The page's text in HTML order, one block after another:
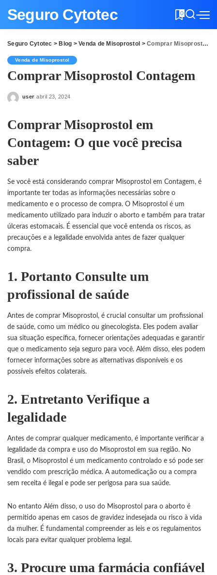
Seguro Cytotec 0
Seguro Cytotec > Blog >Venda de Misoprostol >Comprar Misoprostol Contagem
Venda de Misoprostol
Comprar Misoprostol Contagem
Posted
user abril 23, 2024
Comprar Misoprostol em
Contagem: O que você precisa
saber
Se você está considerando comprar Misoprostol em Contagem, é
importante ter todas as informações necessárias sobre o
medicamento e o processo de compra. O Misoprostol é um
medicamento utilizado para induzir o aborto e também para tratar
úlceras estomacais. É essencial que você entenda os riscos, as
precauções e a legalidade envolvida antes de fazer qualquer
compra.
1. Portanto Consulte um
profissional de saúde
Antes de comprar Misoprostol , é crucial consultar um profissional
de saúde, como um médico ou ginecologista. Eles podem avaliar
sua situação específica, fornecer orientações adequadas e garantir
que o medicamento seja seguro para você. Além disso, eles podem
fornecer informações sobre as alternativas disponíveis e os
possíveis efeitos colaterais.
2. Entretanto Verifique a
legalidade
Antes de comprar qualquer medicamento, é importante verificar a
legalidade da compra e uso do Misoprostol em sua região. No
Brasil, o Misoprostol é um medicamento controlado e só pode ser
vendido com prescrição médica. A automedicação ou a compra
sem receita é ilegal e pode ser perigosa para sua saúde.
No entanto Além disso, o uso do Misoprostol para o aborto é
permitido apenas em casos de gravidez indesejada ou risco à vida
da mulher. É fundamental compreender as leis e os regulamentos
locais para evitar qualquer problema legal.
3. Procure uma farmácia confiável